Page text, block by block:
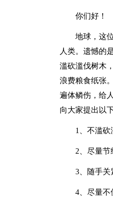
你们好！
地球，这
人类。遗憾的
滥砍滥伐树木
浪费粮食纸张
遍体鳞伤，给
向大家提出以
1、不滥砍
2、尽量节
3、随手关
4、尽量不